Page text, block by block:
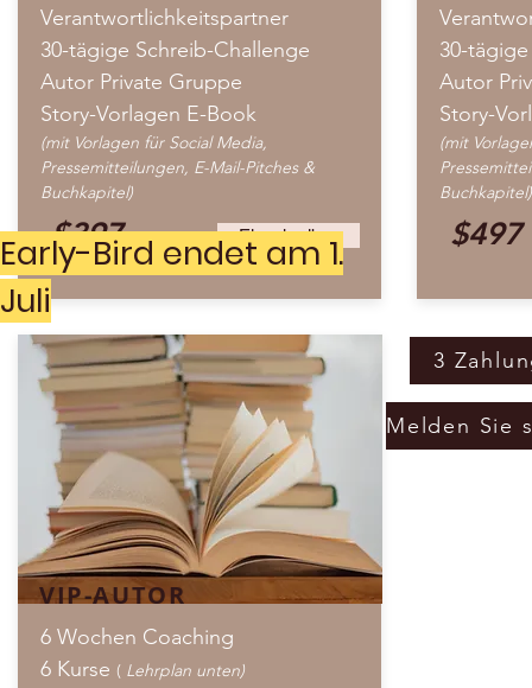
Verantwortlichkeitspartner
30-tägige Schreib-Challenge
Autor Private Gruppe
Story-Vorlagen E-Book
(mit Vorlagen für Social Media,
Pressemitteilungen, E-Mail-Pitches &
Buchkapitel)
$397 Einschreiben
30-
Autor
Story-
(mit
Buchkapitel)
$497
VIP-AUTOR
6 Wochen Coaching
6 Kurse ( Lehrplan unten)
3
Early-Bird endet am 1.
Juli